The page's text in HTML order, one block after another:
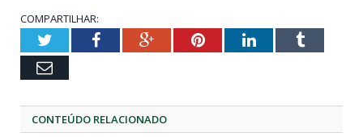
COMPARTILHAR:
TwitterFacebookGoogle+PinterestLinkedInTumblr
Email
CONTEÚDO RELACIONADO